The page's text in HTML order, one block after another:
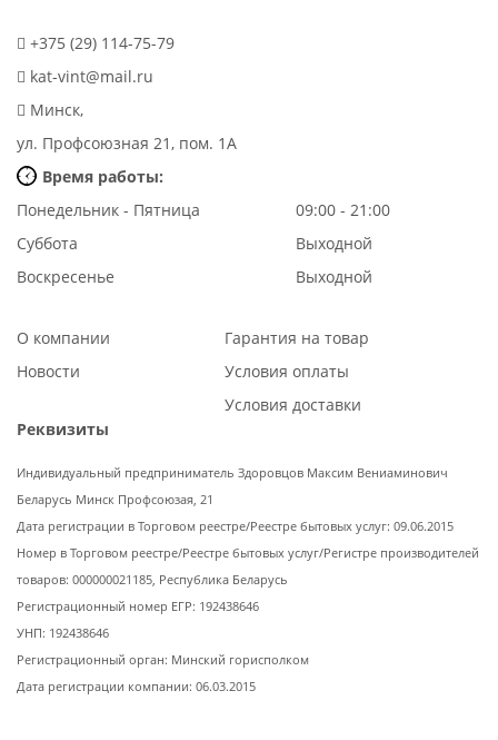
+375 (29) 114-75-79
kat-vint@mail.ru
Минск,
ул. Профсоюзная 21, пом. 1А
Время работы:
Понедельник - Пятница
09:00 - 21:00
Суббота
Выходной
Воскресенье
Выходной
О компании
Новости
Гарантия на товар
Условия оплаты
Условия доставки
Реквизиты
Индивидуальный предприниматель Здоровцов Максим Вениаминович
Беларусь Минск Профсоюзая, 21
Дата регистрации в Торговом реестре/Реестре бытовых услуг: 09.06.2015
Номер в Торговом реестре/Реестре бытовых услуг/Регистре производителей
товаров: 000000021185, Республика Беларусь
Регистрационный номер ЕГР: 192438646
УНП: 192438646
Регистрационный орган: Минский горисполком
Дата регистрации компании: 06.03.2015